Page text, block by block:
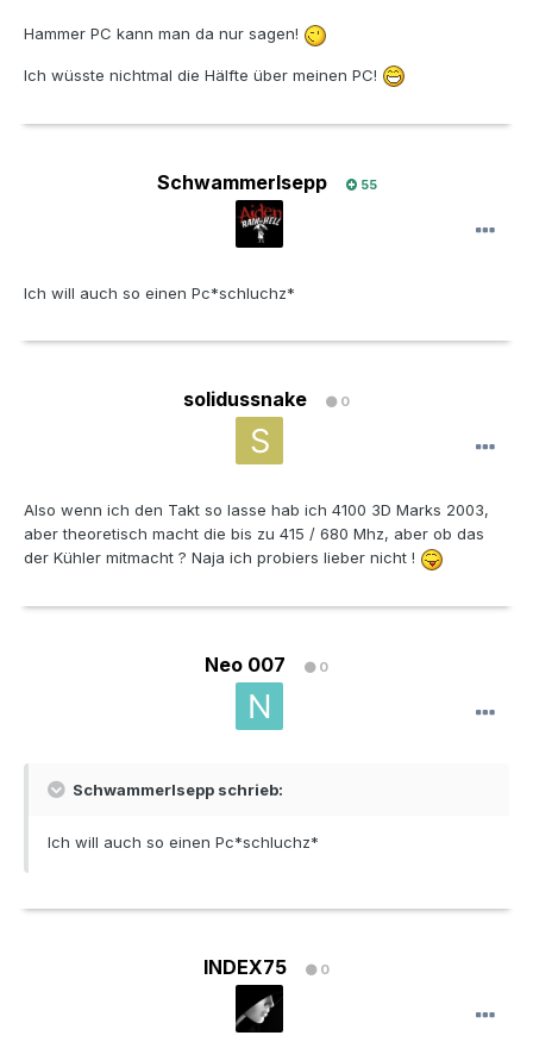
Hammer PC kann man da nur sagen!
Ich wüsste nichtmal die Hälfte über meinen PC!
Schwammerlsepp 55
Ich will auch so einen Pc*schluchz*
solidussnake 0
Also wenn ich den Takt so lasse hab ich 4100 3D Marks 2003,
aber theoretisch macht die bis zu 415 / 680 Mhz, aber ob das
der Kühler mitmacht ? Naja ich probiers lieber nicht !
Neo 007 0
Schwammerlsepp schrieb:
Ich will auch so einen Pc*schluchz*
INDEX75 0